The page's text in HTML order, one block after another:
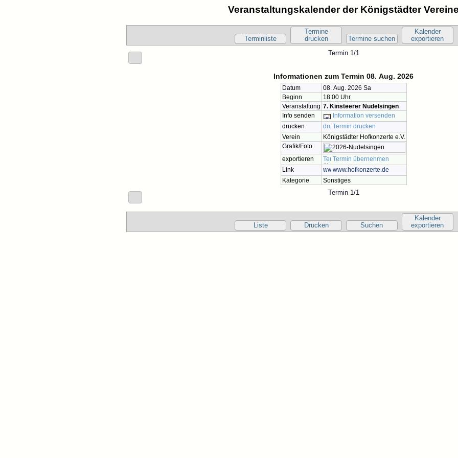
Veranstaltungskalender der Königstädter
Terminliste
Termine
drucken
Termine suchen
Kalender
exportieren
Termin 1/1
Informationen zum Termin 08. Aug. 2026
Datum
08. Aug. 2026 Sa
Beginn
18:00 Uhr
Veranstaltung 7. Kinsteerer Nudelsingen
Info senden
Information versenden
drucken
Termin drucken
Verein
Königstädter Hofkonzerte e.V.
Grafik/Foto
exportieren
Termin übernehmen
Link
www.hofkonzerte.de
Kategorie
Sonstiges
Termin 1/1
Liste Drucken Suchen
Kalender
exportieren